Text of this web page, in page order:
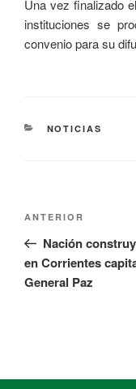
Una vez finalizado
instituciones se
convenio para su
NOTICIAS
ANTERIOR
Nación
en Corrientes
General Paz